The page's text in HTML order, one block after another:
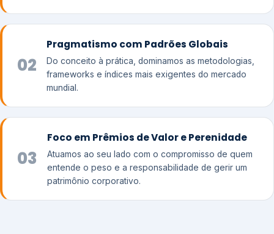
02
Pragmatismo com Padrões Globais
Do conceito à prática, dominamos as metodologias,
frameworks e índices mais exigentes do mercado
mundial.
03
Foco em Prêmios de Valor e Perenidade
Atuamos ao seu lado com o compromisso de quem
entende o peso e a responsabilidade de gerir um
patrimônio corporativo.